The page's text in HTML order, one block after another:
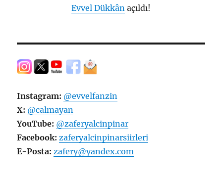
Evvel Dükkân açıldı!
Instagram: @evvelfanzin
X: @calmayan
YouTube: @zaferyalcinpinar
Facebook: zaferyalcinpinarsiirleri
E-Posta: zafery@yandex.com